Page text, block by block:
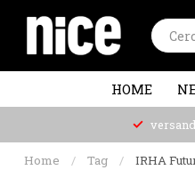
HOME
Home / Tag / IRHA